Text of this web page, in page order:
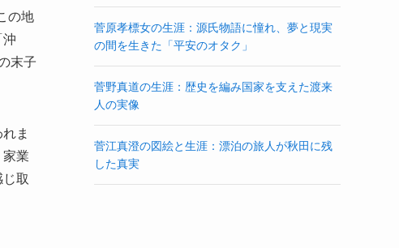
の地
沖
末子
ま
業
取
菅原孝標女の生涯：源氏物語に憧れ、夢と現実
の間を生きた「平安のオタク」
菅野真道の生涯：歴史を編み国家を支えた渡来
人の実像
菅江真澄の図絵と生涯：漂泊の旅人が秋田に残
した真実